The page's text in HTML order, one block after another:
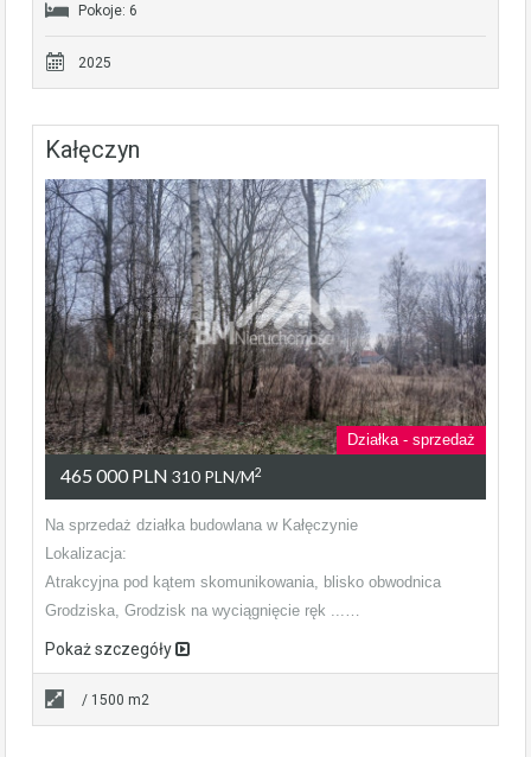
Pokoje: 6
2025
Kałęczyn
Działka - sprzedaż
465 000 PLN 310 PLN/m2
Na sprzedaż działka budowlana w Kałęczynie
Lokalizacja:
Atrakcyjna pod kątem skomunikowania, blisko obwodnica
Grodziska, Grodzisk na wyciągnięcie ręk ...…
Pokaż szczegóły
/ 1500 m2